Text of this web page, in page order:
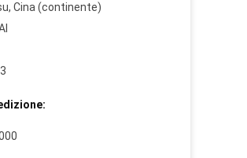
Cina (continente)